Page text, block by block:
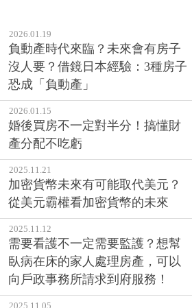
2026.01.19
負動產時代來臨？未來會有房子
沒人要？借鏡日本經驗：3種房子
恐成「負動產」
2026.01.15
婚後買房不一定對半分！搞懂財
產分配不吃虧
2025.11.21
加密貨幣未來有可能取代美元？
從美元霸權看加密貨幣的未來
2025.11.12
需要看護不一定需要監護？想幫
臥病在床的家人處理房產，可以
向戶政事務所請求到府服務！
2025.11.05